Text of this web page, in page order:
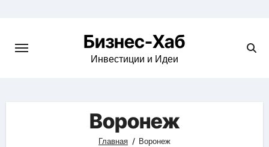
content
Бизнес-Хаб
Инвестиции и Идеи
Воронеж
Главная Воронеж